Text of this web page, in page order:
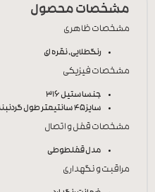
مشخصات محصول
مشخصات ظاهری
رنگطلایی, نقره ای
مشخصات فیزیکی
جنساستیل 316
سایز45 سانتیمتر طول گردنبند
مشخصات قفل و اتصال
مدل قفلطوطی
مراقبت و نگهداری